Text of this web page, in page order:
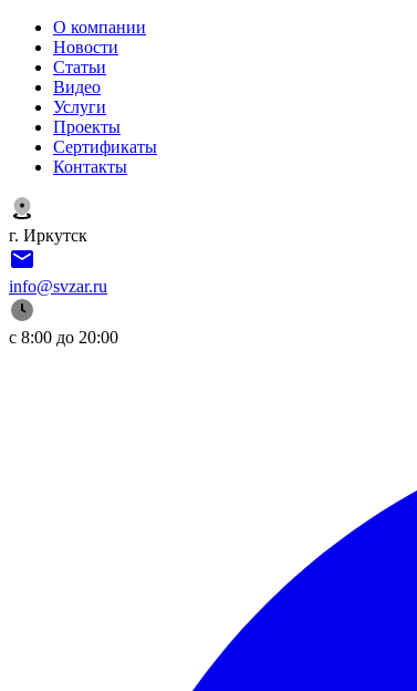
О компании
Новости
Статьи
Видео
Услуги
Проекты
Сертификаты
Контакты
г. Иркутск
info@svzar.ru
с 8:00 до 20:00